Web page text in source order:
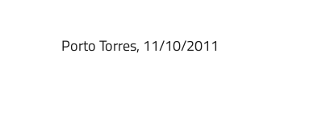
Porto Torres, 11/10/2011